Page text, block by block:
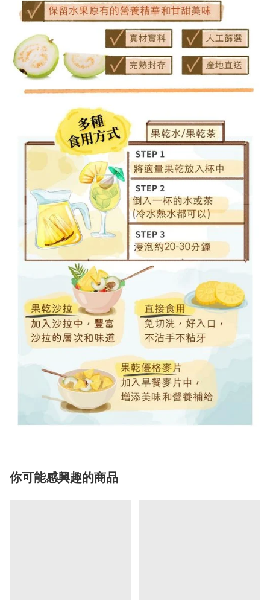
你可能感興趣的商品